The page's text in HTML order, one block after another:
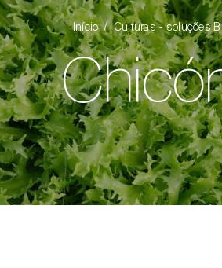
Início Culturas - soluções